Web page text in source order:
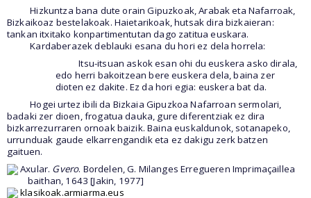
Hizkuntza bana dute orain Gipuzkoak, Arabak eta Nafarroak,
Bizkaikoaz bestelakoak. Haietarikoak, hutsak dira bizkaieran:
tankan itxitako konpartimentutan dago zatitua euskara.
Kardaberazek deblauki esana du hori ez dela horrela:
Itsu-itsuan askok esan ohi du euskera asko dirala,
edo herri bakoitzean bere euskera dela, baina zer
dioten ez dakite. Ez da hori egia: euskera bat da.
Hogei urtez ibili da Bizkaia Gipuzkoa Nafarroan sermolari,
badaki zer dioen, frogatua dauka, gure diferentziak ez dira
bizkarrezurraren ornoak baizik. Baina euskaldunok, sotanapeko,
urrunduak gaude elkarrengandik eta ez dakigu zerk batzen
gaituen.
Axular. Gvero. Bordelen, G. Milanges Erregueren Imprimaçaillea
baithan, 1643 [Jakin, 1977]
klasikoak.armiarma.eus